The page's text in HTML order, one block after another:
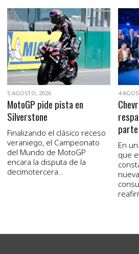
VER NOTA
5 AGOSTO, 2026
MotoGP pide pista en
Silverstone
Finalizando el clásico receso
veraniego, el Campeonato
del Mundo de MotoGP
encara la disputa de la
decimotercera...
4
En
que